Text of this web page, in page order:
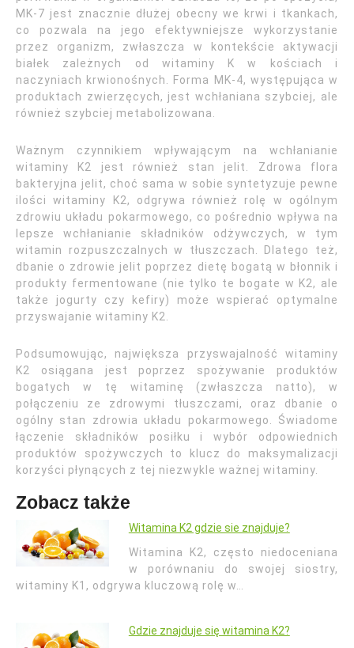
MK-7 jest znacznie dłużej obecny we krwi i tkankach,
co pozwala na jego efektywniejsze wykorzystanie
przez organizm, zwłaszcza w kontekście aktywacji
białek zależnych od witaminy K w kościach i
naczyniach krwionośnych. Forma MK-4, występująca w
produktach zwierzęcych, jest wchłaniana szybciej, ale
również szybciej metabolizowana.
Ważnym czynnikiem wpływającym na wchłanianie
witaminy K2 jest również stan jelit. Zdrowa flora
bakteryjna jelit, choć sama w sobie syntetyzuje pewne
ilości witaminy K2, odgrywa również rolę w ogólnym
zdrowiu układu pokarmowego, co pośrednio wpływa na
lepsze wchłanianie składników odżywczych, w tym
witamin rozpuszczalnych w tłuszczach. Dlatego też,
dbanie o zdrowie jelit poprzez dietę bogatą w błonnik i
produkty fermentowane (nie tylko te bogate w K2, ale
także jogurty czy kefiry) może wspierać optymalne
przyswajanie witaminy K2.
Podsumowując, największa przyswajalność witaminy
K2 osiągana jest poprzez spożywanie produktów
bogatych w tę witaminę (zwłaszcza natto), w
połączeniu ze zdrowymi tłuszczami, oraz dbanie o
ogólny stan zdrowia układu pokarmowego. Świadome
łączenie składników posiłku i wybór odpowiednich
produktów spożywczych to klucz do maksymalizacji
korzyści płynących z tej niezwykle ważnej witaminy.
Zobacz także
Witamina K2 gdzie sie znajduje?
Witamina K2, często niedoceniana
w porównaniu do swojej siostry,
witaminy K1, odgrywa kluczową rolę w…
Gdzie znajduje się witamina K2?